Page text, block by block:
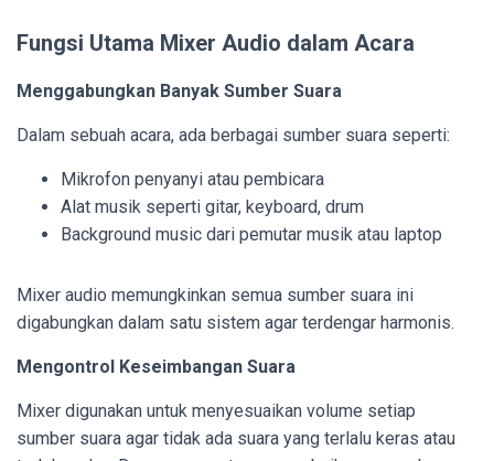
Fungsi Utama Mixer Audio dalam Acara
Menggabungkan Banyak Sumber Suara
Dalam sebuah acara, ada berbagai sumber suara seperti:
Mikrofon penyanyi atau pembicara
Alat musik seperti gitar, keyboard, drum
Background music dari pemutar musik atau laptop
Mixer audio memungkinkan semua sumber suara ini
digabungkan dalam satu sistem agar terdengar harmonis.
Mengontrol Keseimbangan Suara
Mixer digunakan untuk menyesuaikan volume setiap
sumber suara agar tidak ada suara yang terlalu keras atau